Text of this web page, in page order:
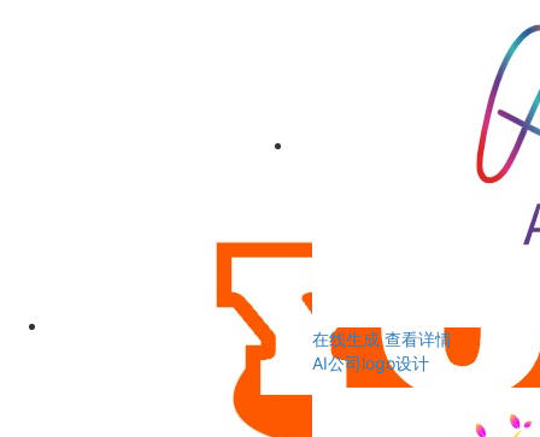
在线生成 查看详情
AI公司logo设计